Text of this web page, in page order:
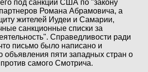
под санкции США по "закону
Романа Абрамовича, а
жителей Иудеи и Самарии,
санкционные списки за
Справедливости ради
письмо было написано и
объявления пяти западных стран о
самого Смотрича.